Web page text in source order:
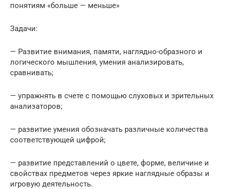
понятиям «больше — меньше»
Задачи:
— Развитие внимания, памяти, наглядно-образного и
логического мышления, умения анализировать,
сравнивать;
— упражнять в счете с помощью слуховых и зрительных
анализаторов;
— развитие умения обозначать различные количества
соответствующей цифрой;
— развитие представлений о цвете, форме, величине и
свойствах предметов через яркие наглядные образы и
игровую деятельность.